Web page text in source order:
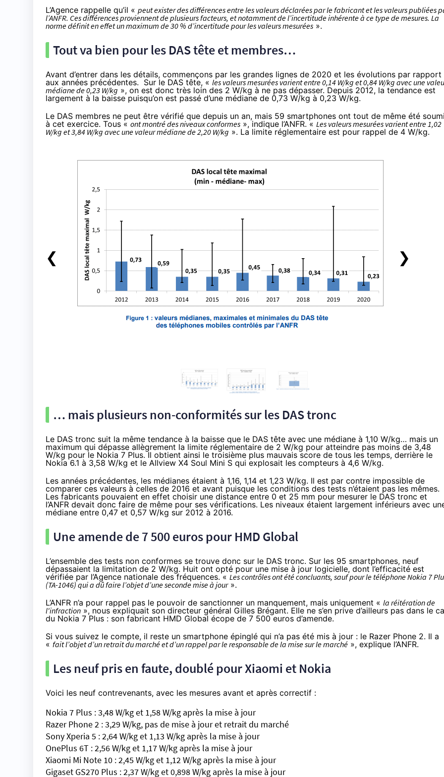
L’Agence rappelle qu’il « peut exister des différences entre les valeurs déclarées par le fabricant et les valeurs publiées
l’ANFR. Ces différences proviennent de plusieurs facteurs, et notamment de l’incertitude inhérente à ce type de mesures. La
norme définit en effet un maximum de 30 % d’incertitude pour les valeurs mesurées ».
Tout va bien pour les DAS tête et membres…
Avant d’entrer dans les détails, commençons par les grandes lignes de 2020 et les évolutions par rapport
aux années précédentes. Sur le DAS tête, « les valeurs mesurées varient entre 0,14 W/kg et 0,84 W/kg avec une
médiane de 0,23 W/kg », on est donc très loin des 2 W/kg à ne pas dépasser. Depuis 2012, la tendance est
largement à la baisse puisqu’on est passé d’une médiane de 0,73 W/kg à 0,23 W/kg.
Le DAS membres ne peut être vérifié que depuis un an, mais 59 smartphones ont tout de même été
à cet exercice. Tous « ont montré des niveaux conformes », indique l’ANFR. « Les valeurs mesurées varient entre 1,02
W/kg et 3,84 W/kg avec une valeur médiane de 2,20 W/kg ». La limite réglementaire est pour rappel de 4 W/kg.
❮ ❯
… mais plusieurs non-conformités sur les DAS tronc
Le DAS tronc suit la même tendance à la baisse que le DAS tête avec une médiane à 1,10 W/kg… mais un
maximum qui dépasse allègrement la limite réglementaire de 2 W/kg pour atteindre pas moins de 3,48
W/kg pour le Nokia 7 Plus. Il obtient ainsi le troisième plus mauvais score de tous les temps, derrière le
Nokia 6.1 à 3,58 W/kg et le Allview X4 Soul Mini S qui explosait les compteurs à 4,6 W/kg.
Les années précédentes, les médianes étaient à 1,16, 1,14 et 1,23 W/kg. Il est par contre impossible de
comparer ces valeurs à celles de 2016 et avant puisque les conditions des tests n’étaient pas les mêmes.
Les fabricants pouvaient en effet choisir une distance entre 0 et 25 mm pour mesurer le DAS tronc et
l’ANFR devait donc faire de même pour ses vérifications. Les niveaux étaient largement inférieurs avec
médiane entre 0,47 et 0,57 W/kg sur 2012 à 2016.
Une amende de 7 500 euros pour HMD Global
L’ensemble des tests non conformes se trouve donc sur le DAS tronc. Sur les 95 smartphones, neuf
dépassaient la limitation de 2 W/kg. Huit ont opté pour une mise à jour logicielle, dont l’efficacité est
vérifiée par l’Agence nationale des fréquences. « Les contrôles ont été concluants, sauf pour le téléphone Nokia 7
(TA-1046) qui a dû faire l’objet d’une seconde mise à jour».
L’ANFR n’a pour rappel pas le pouvoir de sanctionner un manquement, mais uniquement « la réitération de
l'infraction », nous expliquait son directeur général Gilles Brégant. Elle ne s’en prive d’ailleurs pas dans le
du Nokia 7 Plus : son fabricant HMD Global écope de 7 500 euros d’amende.
Si vous suivez le compte, il reste un smartphone épinglé qui n’a pas été mis à jour : le Razer Phone 2. Il a
« fait l’objet d’un retrait du marché et d’un rappel par le responsable de la mise sur le marché », explique l’ANFR.
Les neuf pris en faute, doublé pour Xiaomi et Nokia
Voici les neuf contrevenants, avec les mesures avant et après correctif :
Nokia 7 Plus : 3,48 W/kg et 1,58 W/kg après la mise à jour
Razer Phone 2 : 3,29 W/kg, pas de mise à jour et retrait du marché
Sony Xperia 5 : 2,64 W/kg et 1,13 W/kg après la mise à jour
OnePlus 6T : 2,56 W/kg et 1,17 W/kg après la mise à jour
Xiaomi Mi Note 10 : 2,45 W/kg et 1,12 W/kg après la mise à jour
Gigaset GS270 Plus : 2,37 W/kg et 0,898 W/kg après la mise à jour